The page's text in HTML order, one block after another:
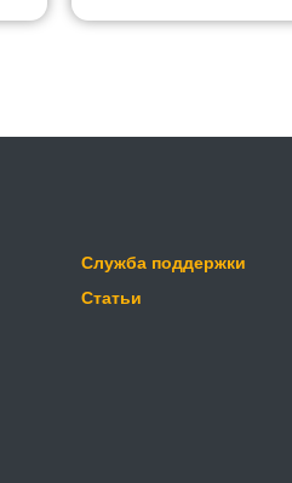
Служба поддержки
Статьи